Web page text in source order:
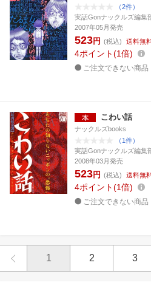
（2件）
実話Gonナックルズ編集
2007年05月発売
523円 (税込) 送料無
4ポイント 1倍
ご注文できない商品
こわい話
ナックルズbooks
（1件）
実話Gonナックルズ編集
2008年03月発売
523円 (税込) 送料無
4ポイント 1倍
ご注文できない商品
1 2 3